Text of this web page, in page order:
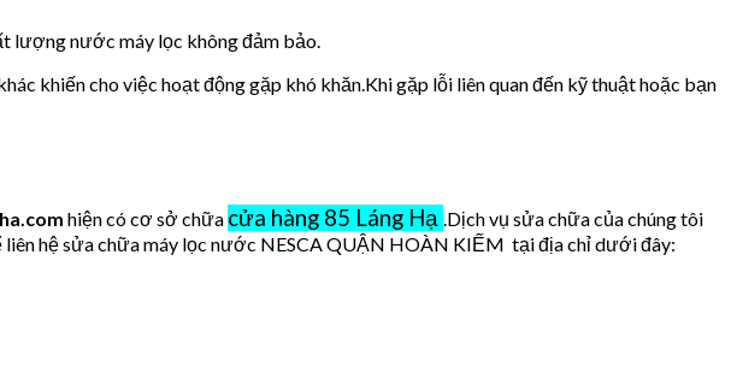
lượng nước máy lọc không đảm bảo.
khiến cho việc hoạt động gặp khó khăn.Khi gặp lỗi liên quan đến kỹ thuật hoặc bạn
hiện có cơ sở chữa cửa hàng 85 Láng Hạ .Dịch vụ sửa chữa của chúng tôi
liên hệ sửa chữa máy lọc nước NESCA QUẬN HOÀN KIẾM tại địa chỉ dưới đây: